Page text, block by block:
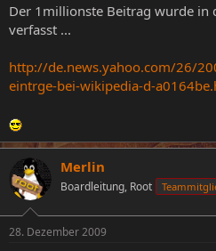
Der 1millionste Beitrag wurde in
verfasst ...
http://de.news.yahoo.com/26/
eintrge-bei-wikipedia-d-
Merlin
Boardleitung, Root
28. Dezember 2009